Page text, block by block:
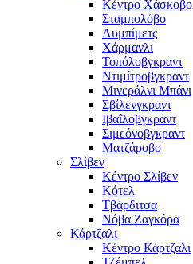
Κέντρο Χάσκοβο
Σταμπολόβο
Λυμπίμετς
Χάρμανλι
Τοπόλοβγκραντ
Ντιμίτροβγκραντ
Μινεράλνι Μπάνι
Σβίλενγκραντ
Ιβαΐλοβγκραντ
Σιμεόνοβγκραντ
Ματζάροβο
Σλίβεν
Κέντρο Σλίβεν
Κότελ
Τβάρδιτσα
Νόβα Ζαγκόρα
Κάρτζαλι
Κέντρο Κάρτζαλι